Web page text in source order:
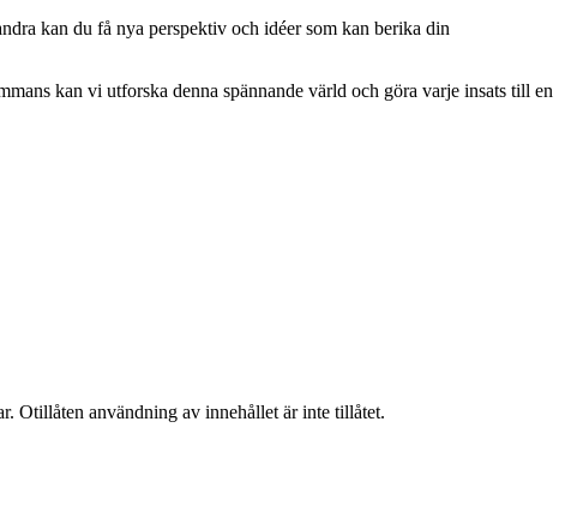
kan du få nya perspektiv och idéer som kan berika din
kan vi utforska denna spännande värld och göra varje insats till en
Otillåten användning av innehållet är inte tillåtet.